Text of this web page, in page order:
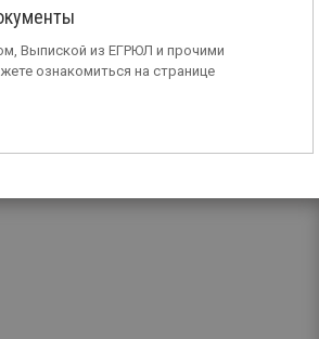
Выпиской из ЕГРЮЛ и прочими
ознакомиться на странице